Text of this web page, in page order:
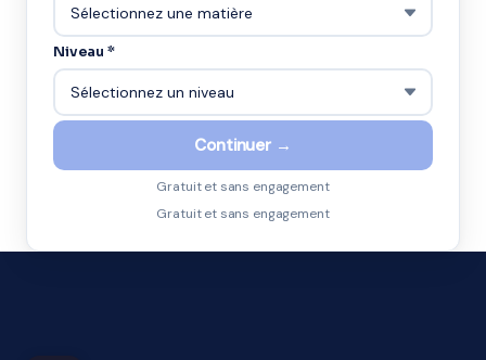
Niveau *
Continuer →
Gratuit et sans engagement
Gratuit et sans engagement